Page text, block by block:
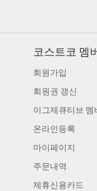
코스트코 멤
회원가입
회원권 갱신
이그제큐티브 멤
온라인등록
마이페이지
주문내역
제휴신용카드